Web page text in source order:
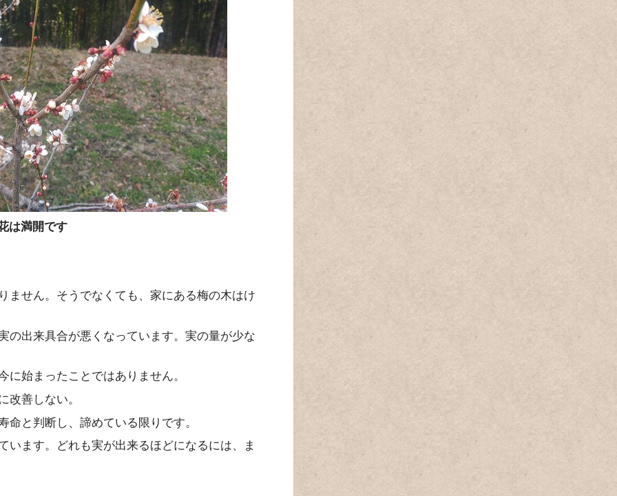
は満開です
ません。そうでなくても、家にある梅の木はけ
の出来具合が悪くなっています。実の量が少な
始まったことではありません。
改善しない。
と判断し、諦めている限りです。
います。どれも実が出来るほどになるには、ま